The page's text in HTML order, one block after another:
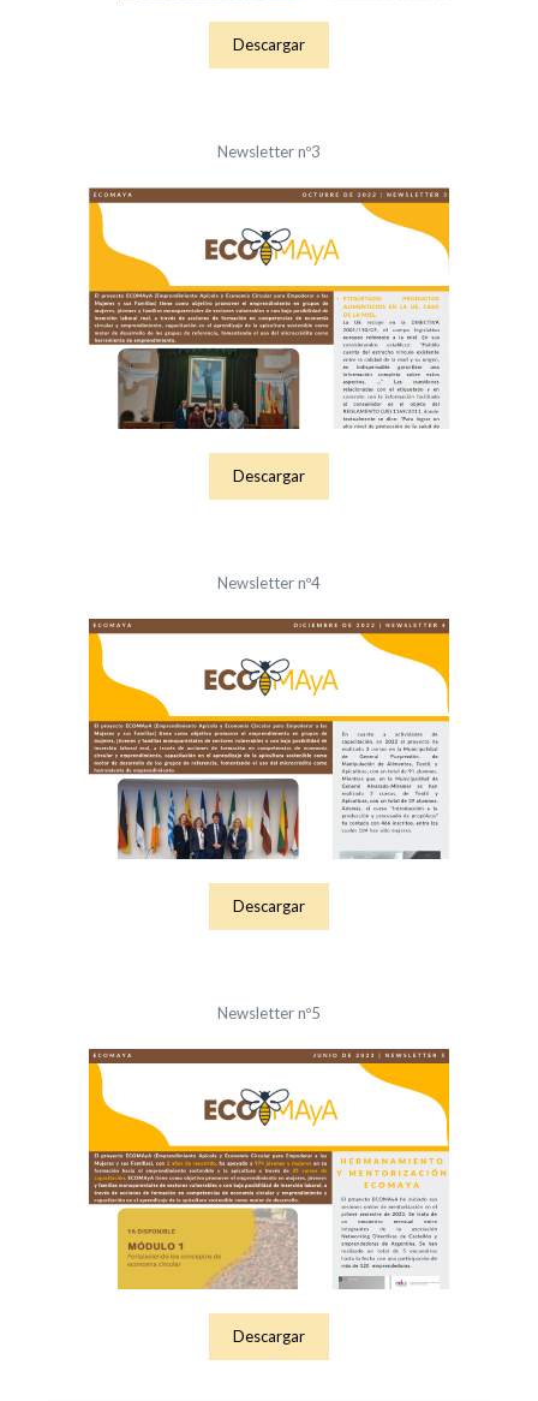
Descargar
Newsletter nº3
Descargar
Newsletter nº4
Descargar
Newsletter nº5
Descargar